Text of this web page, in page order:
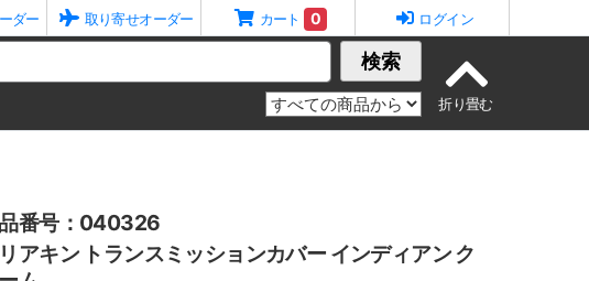
ダー 取り寄せオーダー カート 0 ログイン
検索
番号：040326
アキン トランスミッションカバー インディアン ク